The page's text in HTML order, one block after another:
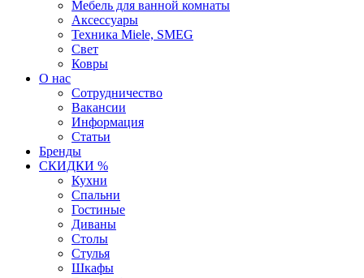
Мебель для ванной комнаты
Аксессуары
Техника Miele, SMEG
Свет
Ковры
О нас
Сотрудничество
Вакансии
Информация
Статьи
Бренды
СКИДКИ %
Кухни
Спальни
Гостиные
Диваны
Столы
Стулья
Шкафы